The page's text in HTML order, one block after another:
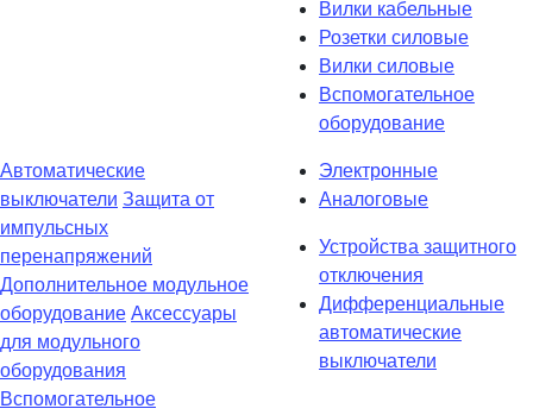
Вилки кабельные
Розетки силовые
Вилки силовые
Вспомогательное
оборудование
Автоматические
выключатели Защита от
импульсных
перенапряжений
Дополнительное модульное
оборудование Аксессуары
для модульного
оборудования
Вспомогательное
Электронные
Аналоговые
Устройства защитного
отключения
Дифференциальные
автоматические
выключатели